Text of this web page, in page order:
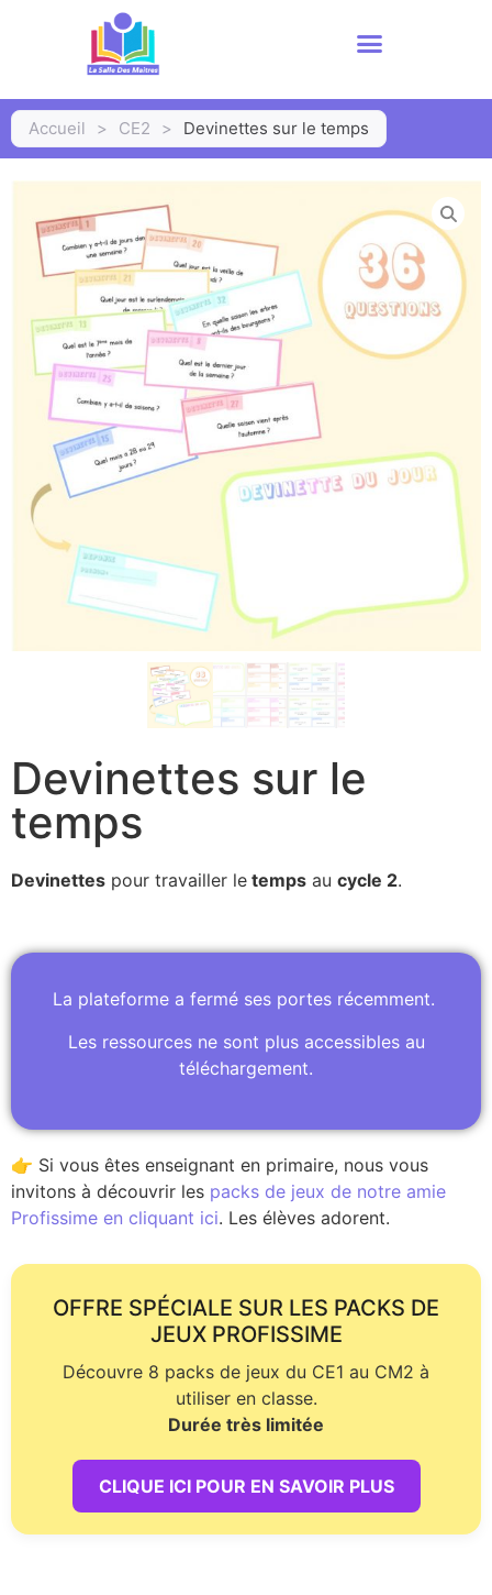
Accueil > CE2 > Devinettes sur le temps
Devinettes sur le
temps
Devinettes pour travailler le temps au cycle 2.
La plateforme a fermé ses portes récemment.
Les ressources ne sont plus accessibles au
téléchargement.
👉 Si vous êtes enseignant en primaire, nous vous
invitons à découvrir les packs de jeux de notre amie
Profissime en cliquant ici. Les élèves adorent.
OFFRE SPÉCIALE SUR LES PACKS DE
JEUX PROFISSIME
Découvre 8 packs de jeux du CE1 au CM2 à
utiliser en classe.
Durée très limitée
CLIQUE ICI POUR EN SAVOIR PLUS